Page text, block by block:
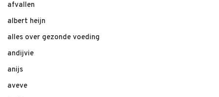
afvallen
albert heijn
alles over gezonde voeding
andijvie
anijs
aveve